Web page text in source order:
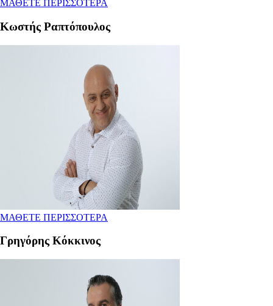
ΜΑΘΕΤΕ ΠΕΡΙΣΣΟΤΕΡΑ
Κωστής Ραπτόπουλος
ΜΑΘΕΤΕ ΠΕΡΙΣΣΟΤΕΡΑ
Γρηγόρης Κόκκινος